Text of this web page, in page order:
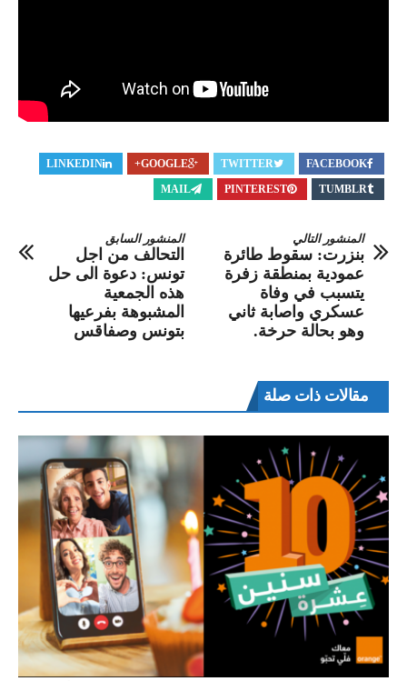
FACEBOOK
TWITTER
GOOGLE+
LINKEDIN
TUMBLR
PINTEREST
MAIL
المنشور السابق
التحالف من اجل
تونس: دعوة الى حل
هذه الجمعية
المشبوهة بفرعيها
بتونس وصفاقس
المنشور التالي
بنزرت: سقوط طائرة
عمودية بمنطقة زفرة
يتسبب في وفاة
عسكري واصابة ثاني
وهو بحالة حرخة.
مقالات ذات صلة